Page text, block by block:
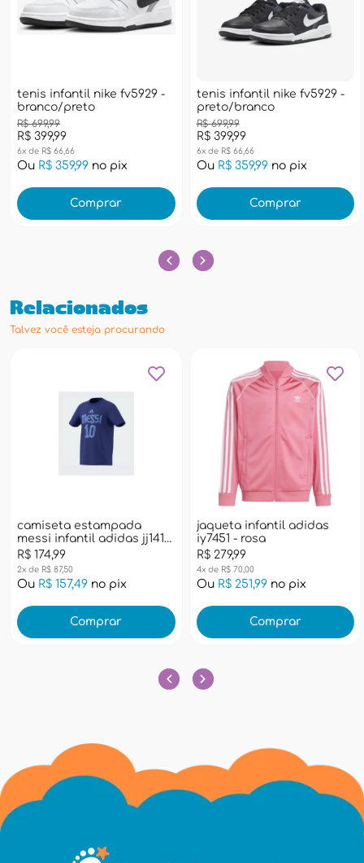
tenis infantil nike fv5929 -
branco/preto
R$ 399,99
R$ 699,99
6x de R$ 66,66
Ou R$ 359,99 no pix
Comprar
tenis infantil nike fv5929 -
preto/branco
R$ 399,99
R$ 699,99
6x de R$ 66,66
Ou R$ 359,99no pix
Comprar
Relacionados
Talvez você esteja procurando
camiseta estampada
messi infantil adidas jj1417
- azul
R$ 174,99
2x de R$ 87,50
Ou R$ 157,49 no pix
Comprar
jaqueta infantil adidas
iy7451 - rosa
R$ 279,99
4x de R$ 70,00
Ou R$ 251,99no pix
Comprar